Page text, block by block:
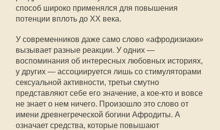
способ широко применялся для повышения
потенции вплоть до XX века.
У современников даже само слово «афродизиаки»
вызывает разные реакции. У одних —
воспоминания об интересных любовных историях,
у других — ассоциируется лишь со стимуляторами
сексуальной активности, третьи смутно
представляют себе его значение, а кое-кто и вовсе
не знает о нем ничего. Произошло это слово от
имени древнегреческой богини Афродиты. А
означает средства, которые повышают